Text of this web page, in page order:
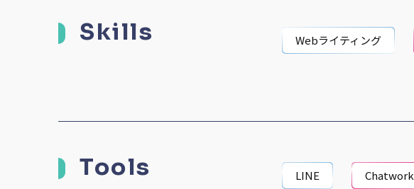
Skills Webライティング
Tools LINE Chatwork